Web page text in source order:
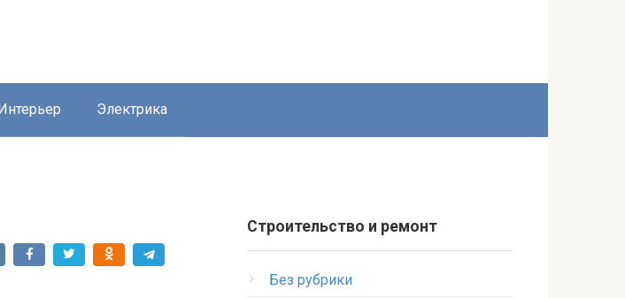
Электрика
Строительство и ремонт
Без рубрики